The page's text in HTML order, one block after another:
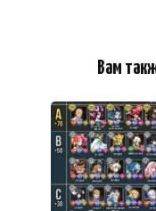
Вам